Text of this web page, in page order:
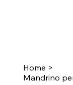
Home >